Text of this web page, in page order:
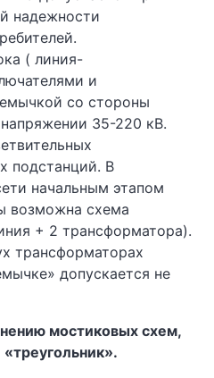
надежности
( линия-
и
со стороны
35-220 кВ.
подстанций. В
начальным этапом
возможна схема
+ 2 трансформатора).
трансформаторах
допускается не
мостиковых схем,